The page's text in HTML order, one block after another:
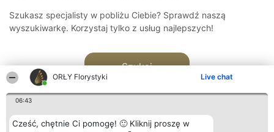
ORŁY Florystyki Live chat
06:43
Cześć, chętnie Ci pomogę! 🙂 Kliknij proszę w
Szukasz specjalisty w pobliżu Ciebie? Sprawdź naszą
wyszukiwarkę. Korzystaj tylko z usług najlepszych!
Szukaj